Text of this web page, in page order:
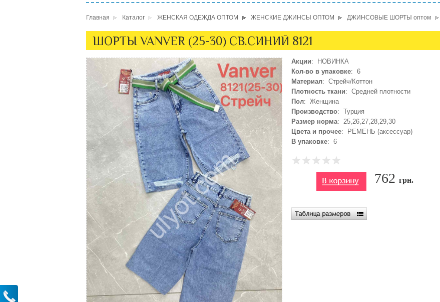
Главная Каталог ЖЕНСКАЯ ОДЕЖДА ОПТОМ ЖЕНСКИЕ ДЖИНСЫ ОПТОМ ДЖИНСОВЫЕ ШОРТЫ оптом
ШОРТЫ VANVER (25-30) СВ.СИНИЙ 8121
Акции: НОВИНКА
Кол-во в упаковке: 6
Материал: Стрейч/Коттон
Плотность ткани: Средней плотности
Пол: Женщина
Производство: Турция
Размер норма: 25,26,27,28,29,30
Цвета и прочее: РЕМЕНЬ (аксессуар)
В упаковке: 6
762 грн.